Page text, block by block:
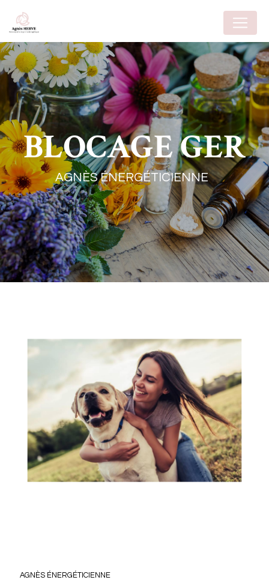
BLOCAGE GER
AGNÈS ÉNERGÉTICIENNE
AGNÈS ÉNERGÉTICIENNE